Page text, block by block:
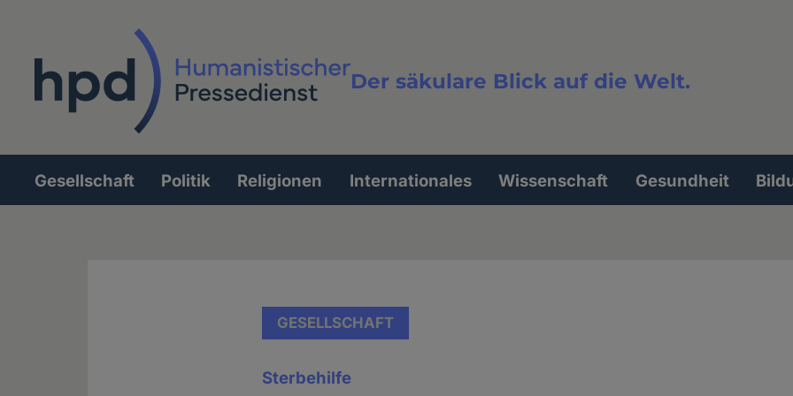
Der säkulare Blick auf die Welt.
Volltextsuche
Hauptnavigation
Gesellschaft Politik Religionen Internationales Wissenschaft Gesundheit
GESELLSCHAFT
Sterbehilfe